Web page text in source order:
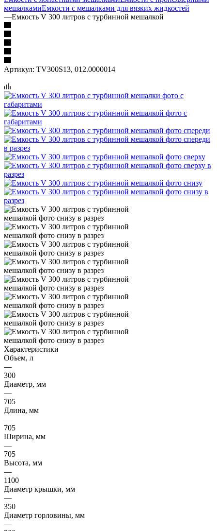
мешалкамиЕмкости с мешалками для вязких жидкостей
—Емкость V 300 литров с турбинной мешалкой
Артикул: TV300S13, 012.0000014
Характеристики
Объем, л
—
300
Диаметр, мм
—
705
Длина, мм
—
705
Ширина, мм
—
705
Высота, мм
—
1100
Диаметр крышки, мм
—
350
Диаметр горловины, мм
—